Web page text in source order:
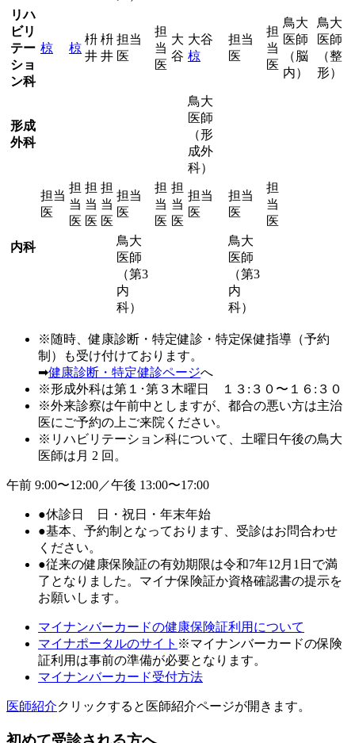
リハ
ビリ
テー
ショ
ン科
椋 椋
枡
井
枡
井
担当
医
担
当
医
大
谷
大谷
椋
担当
医
担
当
医
鳥大
医師
（脳
内）
鳥大
医師
（整
形）
形成
外科
鳥大
医師
（形
成外
科）
内科
担当
医
担
当
医
担
当
医
担
当
医
担当
医
担
当
医
担
当
医
担当
医
担当
医
担
当
医
鳥大
医師
（第3
内
科）
鳥大
医師
（第3
内
科）
※随時、健康診断・特定健診・特定保健指導（予約
制）も受け付けております。
➡健康診断・特定健診ページへ
※形成外科は第１･第３木曜日 １３:３０〜１６:３０
※外来診察は午前中としますが、都合の悪い方は主治
医にご予約の上ご来院ください。
※リハビリテーション科について、土曜日午後の鳥大
医師は月 2 回。
午前 9:00〜12:00／午後 13:00〜17:00
●休診日 日・祝日・年末年始
●基本、予約制となっております、受診はお問合わせ
ください。
●従来の健康保険証の有効期限は令和7年12月1日で満
了となりました。マイナ保険証か資格確認書の提示を
お願いします。
マイナンバーカードの健康保険証利用について
マイナポータルのサイト ※マイナンバーカードの保険
証利用は事前の準備が必要となります。
マイナンバーカード受付方法
医師紹介クリックすると医師紹介ページが開きます。